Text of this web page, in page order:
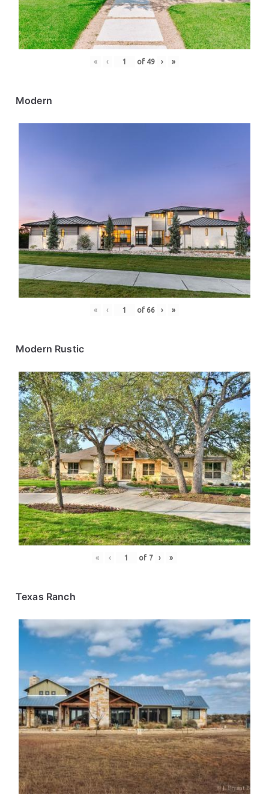
« ‹ of 49 › »
Modern
« ‹ of 66 › »
Modern Rustic
« ‹ of 7 › »
Texas Ranch